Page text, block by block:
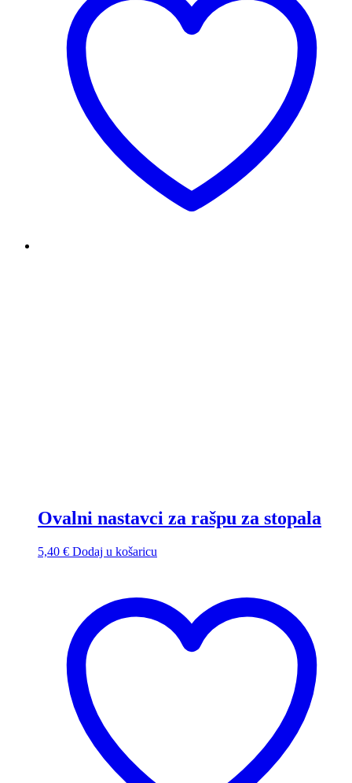
Ovalni nastavci za rašpu za stopala
5,40 € Dodaj u košaricu